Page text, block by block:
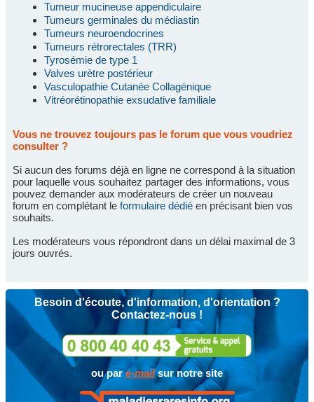
Tumeur mucineuse appendiculaire
Tumeurs germinales du médiastin
Tumeurs neuroendocrines
Tumeurs rétrorectales (TRR)
Tyrosémie de type 1
Valves urètre postérieur
Vasculopathie Cutanée Collagénique
Vitréorétinopathie exsudative familiale
Vous ne trouvez toujours pas le forum que vous voudriez
consulter ?
Si aucun des forums déjà en ligne ne correspond à la situation
pour laquelle vous souhaitez partager des informations, vous
pouvez demander aux modérateurs de créer un nouveau
forum en complétant le formulaire dédié en précisant bien vos
souhaits.
Les modérateurs vous répondront dans un délai maximal de 3
jours ouvrés.
Besoin d'écoute, d'information, d'orientation ?
Contactez-nous !
ou pare-mailsur notre site